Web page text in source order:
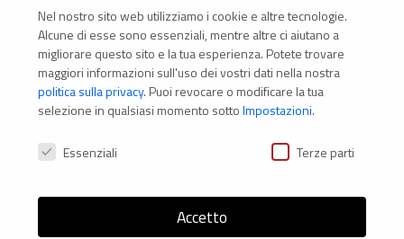
CONTATTI
Via Marconi 69 – 40122 Bologna (Italia)
Tel. +39 051 294 775
Nel nostro sito web utilizziamo i cookie e altre tecnologie.
Alcune di esse sono essenziali, mentre altre ci aiutano a
migliorare questo sito e la tua esperienza. Potete trovare
maggiori informazioni sull'uso dei vostri dati nella nostra
politica sulla privacy. Puoi revocare o modificare la tua
selezione in qualsiasi momento sottoImpostazioni.
Preferenze Privacy
Essenziali Terze parti
Accetto